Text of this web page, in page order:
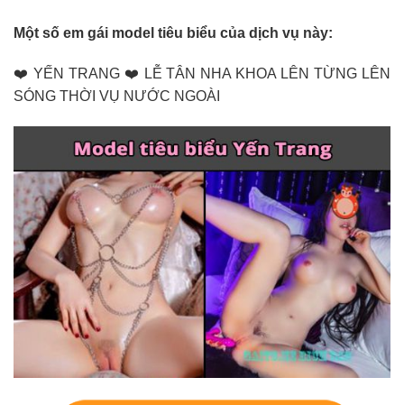
Một số em gái model tiêu biểu của dịch vụ này:
❤️ YẾN TRANG ❤️ LỄ TÂN NHA KHOA LÊN TỪNG LÊN
SÓNG THỜI VỤ NƯỚC NGOÀI